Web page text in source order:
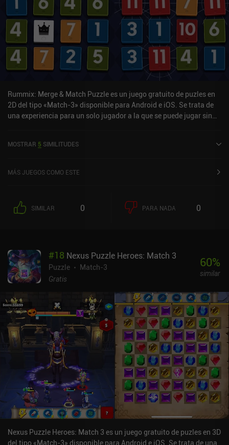
Rummix: Merge & Match Puzzle es un juego gratuito de puzles en
2D del tipo «Match-3» disponible para Android e iOS. Se trata de
una experiencia para un solo jugador a la que se puede jugar sin
Puzzle se lanzó en marzo de 2025 y tiene actualmente una
App Store de iOS.
MOSTRAR 5 SIMILITUDES
MÁS JUEGOS COMO ESTE
SIMILAR 0 PARA NADA 0
#18 Nexus Puzzle Heroes: Match 3
Puzzle
Match-3
Gratis
60%
similar
Nexus Puzzle Heroes: Match 3 es un juego gratuito de puzles en 3D
del tipo «Match-3» disponible para Android e iOS. Se trata de una